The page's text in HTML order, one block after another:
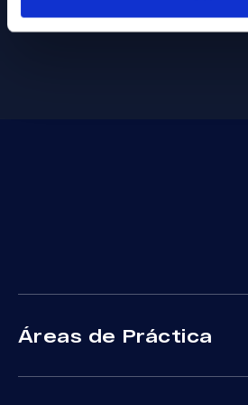
Áreas de Práctica